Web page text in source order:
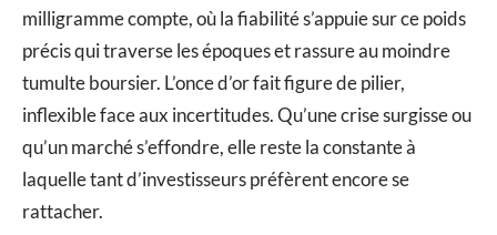
milligramme compte, où la fiabilité s’appuie sur ce poids
précis qui traverse les époques et rassure au moindre
tumulte boursier. L’once d’or fait figure de pilier,
inflexible face aux incertitudes. Qu’une crise surgisse ou
qu’un marché s’effondre, elle reste la constante à
laquelle tant d’investisseurs préfèrent encore se
rattacher.